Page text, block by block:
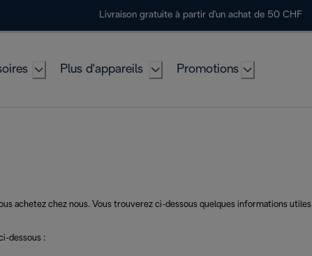
Livraison gratuite à partir d'un achat de 50 CHF
Plus d'appareils Promotions
achetez chez nous. Vous trouverez ci-dessous quelques informations
dessous :